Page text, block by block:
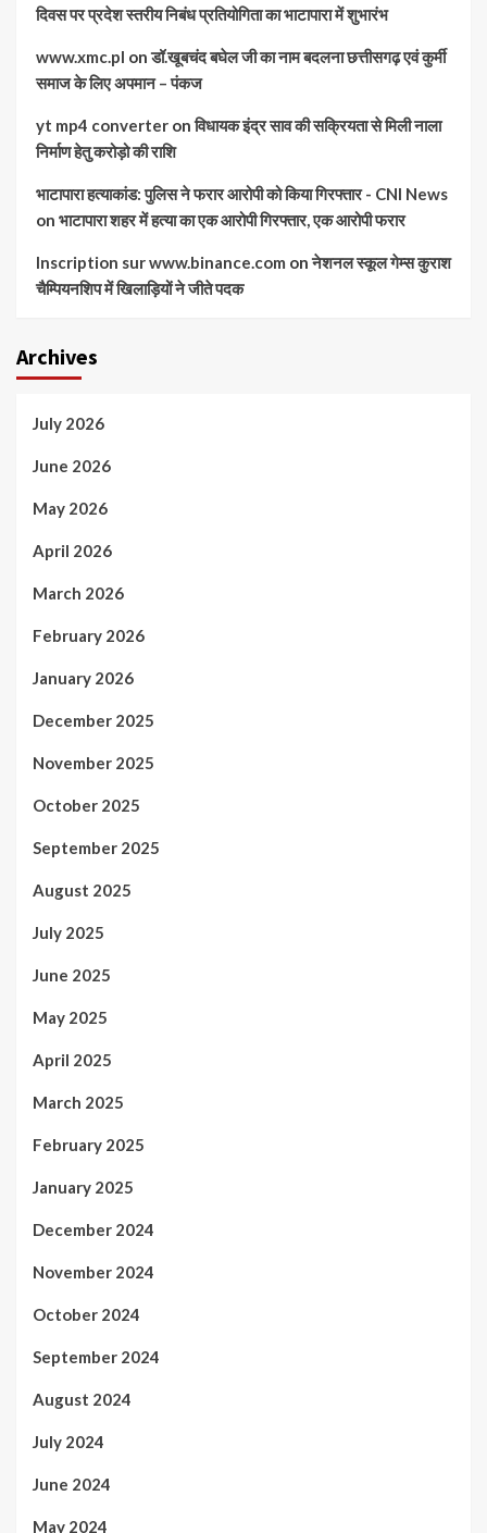
दिवस पर प्रदेश स्तरीय निबंध प्रतियोगिता का भाटापारा में शुभारंभ
www.xmc.pl onडॉ.खूबचंद बघेल जी का नाम बदलना छत्तीसगढ़ एवं कुर्मी
समाज के लिए अपमान – पंकज
yt mp4 converter onविधायक इंद्र साव की सक्रियता से मिली नाला
निर्माण हेतु करोड़ो की राशि
भाटापारा हत्याकांड: पुलिस ने फरार आरोपी को किया गिरफ्तार - CNI News
on भाटापारा शहर में हत्या का एक आरोपी गिरफ्तार, एक आरोपी फरार
Inscription sur www.binance.com onनेशनल स्कूल गेम्स कुराश
चैम्पियनशिप में खिलाड़ियों ने जीते पदक
Archives
July 2026
June 2026
May 2026
April 2026
March 2026
February 2026
January 2026
December 2025
November 2025
October 2025
September 2025
August 2025
July 2025
June 2025
May 2025
April 2025
March 2025
February 2025
January 2025
December 2024
November 2024
October 2024
September 2024
August 2024
July 2024
June 2024
May 2024